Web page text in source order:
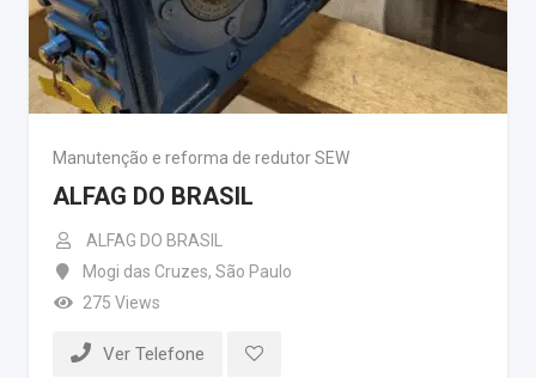
Manutenção e reforma de redutor SEW
ALFAG DO BRASIL
ALFAG DO BRASIL
Mogi das Cruzes, São Paulo
275 Views
Ver Telefone